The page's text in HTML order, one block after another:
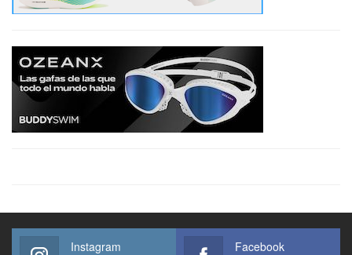
Instagram Facebook